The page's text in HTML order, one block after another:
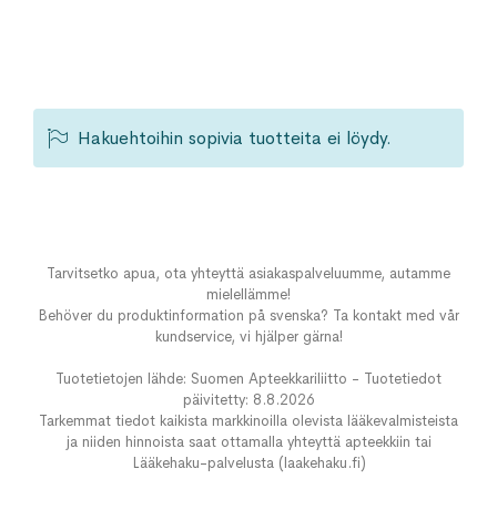
Hakuehtoihin sopivia tuotteita ei löydy.
Tarvitsetko apua, ota yhteyttä asiakaspalveluumme, autamme
mielellämme!
Behöver du produktinformation på svenska? Ta kontakt med vår
kundservice, vi hjälper gärna!
Tuotetietojen lähde: Suomen Apteekkariliitto - Tuotetiedot
päivitetty: 8.8.2026
Tarkemmat tiedot kaikista markkinoilla olevista lääkevalmisteista
ja niiden hinnoista saat ottamalla yhteyttä apteekkiin tai
Lääkehaku-palvelusta (laakehaku.fi)